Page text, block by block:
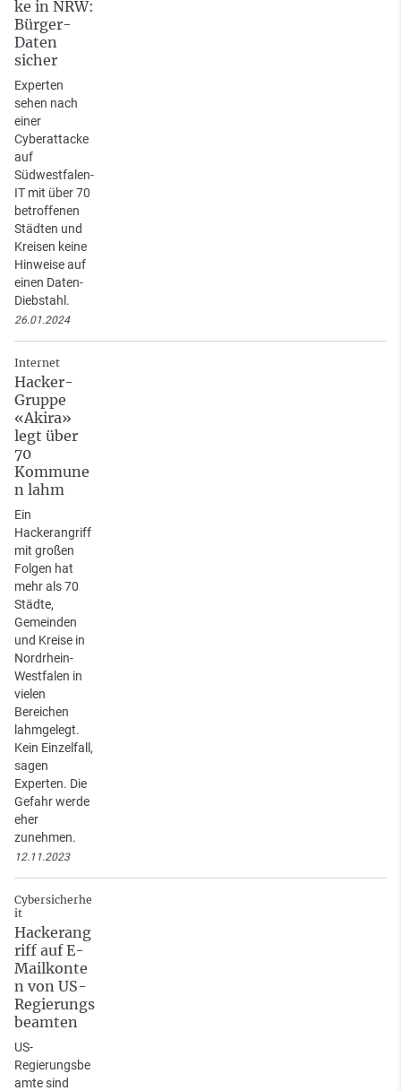
ke in NRW:
Bürger-
Daten
sicher
Experten
sehen nach
einer
Cyberattacke
auf
Südwestfalen-
IT mit über 70
betroffenen
Städten und
Kreisen keine
Hinweise auf
einen Daten-
Diebstahl.
26.01.2024
Internet
Hacker-
Gruppe
«Akira»
legt über
70
Kommune
n lahm
Ein
Hackerangriff
mit großen
Folgen hat
mehr als 70
Städte,
Gemeinden
und Kreise in
Nordrhein-
Westfalen in
vielen
Bereichen
lahmgelegt.
Kein Einzelfall,
sagen
Experten. Die
Gefahr werde
eher
zunehmen.
12.11.2023
Cybersicherhe
it
Hackerang
riff auf E-
Mailkonte
n von US-
Regierungs
beamten
US-
Regierungsbe
amte sind